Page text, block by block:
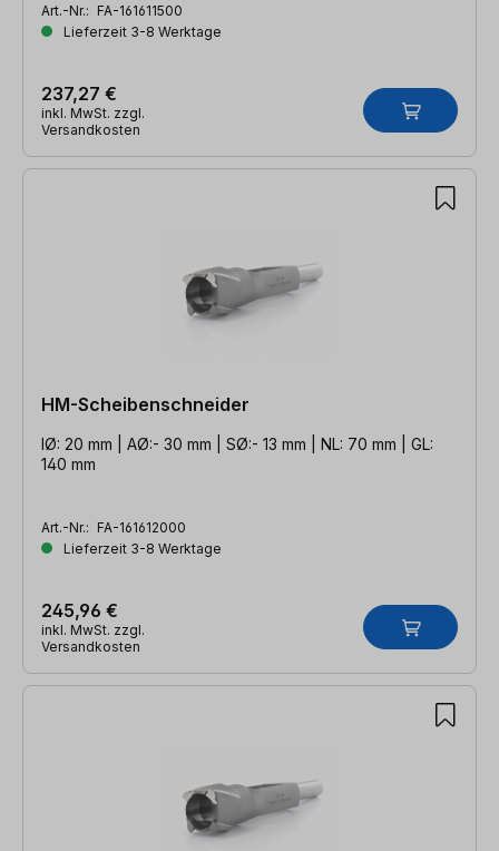
Art.-Nr.: FA-161611500
Lieferzeit 3-8 Werktage
237,27 €
inkl. MwSt. zzgl.
Versandkosten
HM-Scheibenschneider
IØ: 20 mm | AØ:- 30 mm | SØ:- 13 mm | NL: 70 mm | GL:
140 mm
Art.-Nr.: FA-161612000
Lieferzeit 3-8 Werktage
245,96 €
inkl. MwSt. zzgl.
Versandkosten